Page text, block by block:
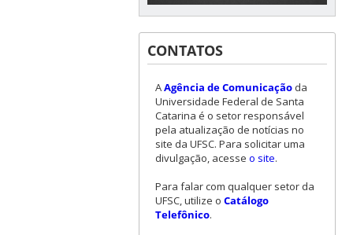
CONTATOS
AAgência de Comunicaçãoda
Universidade Federal de Santa
Catarina é o setor responsável
pela atualização de notícias no
site da UFSC. Para solicitar uma
divulgação, acesse o site.
Para falar com qualquer setor da
UFSC, utilize o Catálogo
Telefônico.